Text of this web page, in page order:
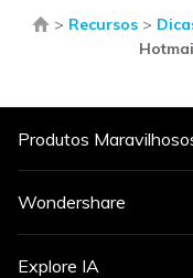
> Recursos >
Produtos
Wondershare
Explore IA